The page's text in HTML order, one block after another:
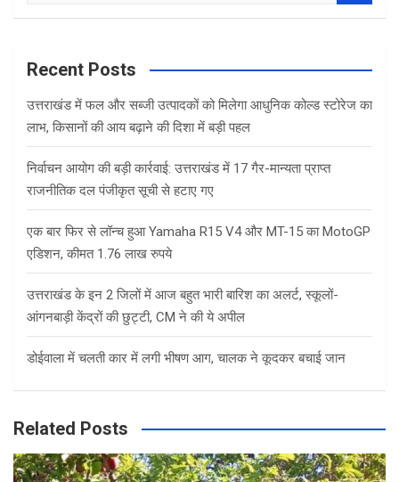
a
c
Recent Posts
उत्तराखंड में फल और सब्जी उत्पादकों को मिलेगा आधुनिक कोल्ड स्टोरेज का
लाभ, किसानों की आय बढ़ाने की दिशा में बड़ी पहल
निर्वाचन आयोग की बड़ी कार्रवाई: उत्तराखंड में 17 गैर-मान्यता प्राप्त
राजनीतिक दल पंजीकृत सूची से हटाए गए
एक बार फिर से लॉन्च हुआ Yamaha R15 V4 और MT-15 का MotoGP
एडिशन, कीमत 1.76 लाख रुपये
उत्तराखंड के इन 2 जिलों में आज बहुत भारी बारिश का अलर्ट, स्कूलों-
आंगनबाड़ी केंद्रों की छुट्टी, CM ने की ये अपील
डोईवाला में चलती कार में लगी भीषण आग, चालक ने कूदकर बचाई जान
Related Posts